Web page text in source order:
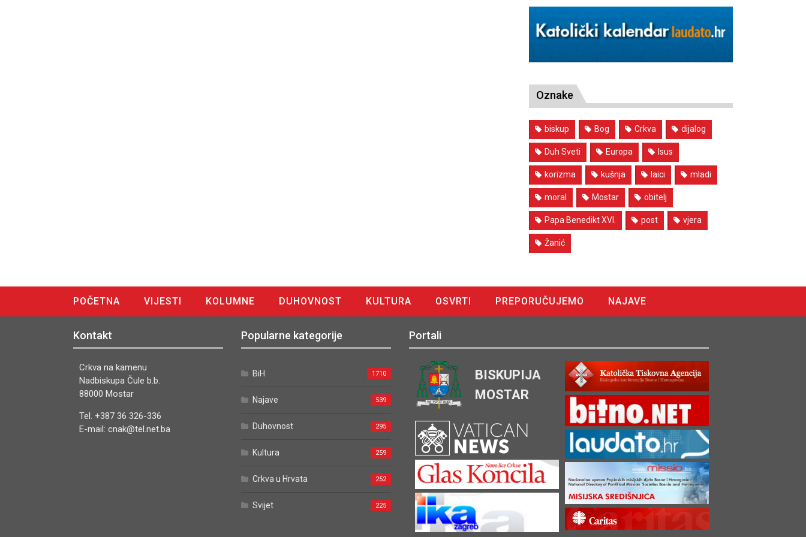
Oznake
biskup Bog Crkva dijalog
Duh Sveti Europa Isus
korizma kušnja laici mladi
moral Mostar obitelj
Papa Benedikt XVI. post vjera
Žanić
POČETNA VIJESTI KOLUMNE DUHOVNOST KULTURA OSVRTI PREPORUČUJEMO
NAJAVE
Kontakt
Crkva na kamenu
Nadbiskupa Čule b.b.
88000 Mostar
Tel. +387 36 326-336
E-mail: cnak@tel.net.ba
Popularne kategorije
BiH 1710
Najave 539
Duhovnost 295
Kultura 259
Crkva u Hrvata 252
Svijet 225
Portali
BISKUPIJA
MOSTAR